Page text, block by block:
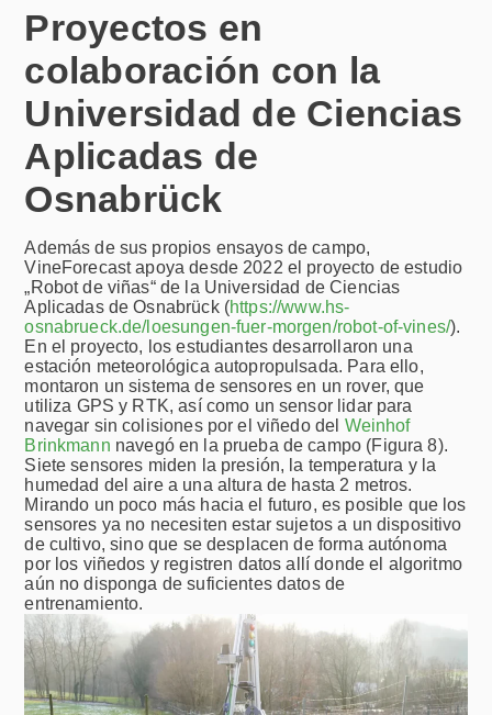
Proyectos en
colaboración con la
Universidad de Ciencias
Aplicadas de
Osnabrück
Además de sus propios ensayos de campo,
VineForecast apoya desde 2022 el proyecto de estudio
„Robot de viñas“ de la Universidad de Ciencias
Aplicadas de Osnabrück (https://www.hs-
osnabrueck.de/loesungen-fuer-morgen/robot-of-vines/).
En el proyecto, los estudiantes desarrollaron una
estación meteorológica autopropulsada. Para ello,
montaron un sistema de sensores en un rover, que
utiliza GPS y RTK, así como un sensor lidar para
navegar sin colisiones por el viñedo del Weinhof
Brinkmann navegó en la prueba de campo (Figura 8).
Siete sensores miden la presión, la temperatura y la
humedad del aire a una altura de hasta 2 metros.
Mirando un poco más hacia el futuro, es posible que los
sensores ya no necesiten estar sujetos a un dispositivo
de cultivo, sino que se desplacen de forma autónoma
por los viñedos y registren datos allí donde el algoritmo
aún no disponga de suficientes datos de
entrenamiento.